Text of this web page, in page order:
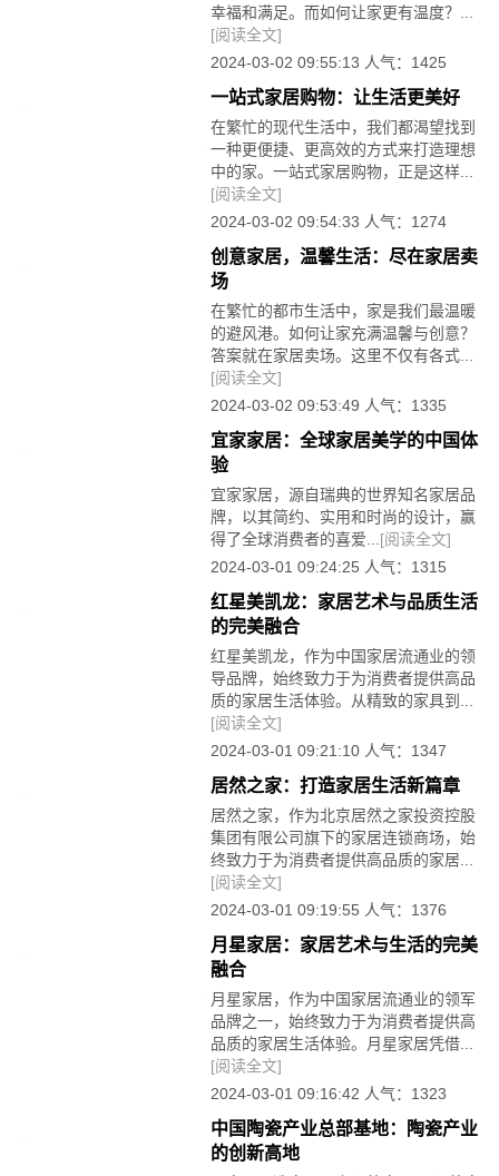
幸福和满足。而如何让家更有温度？...
[阅读全文]
2024-03-02 09:55:13 人气：1425
一站式家居购物：让生活更美好
在繁忙的现代生活中，我们都渴望找到
一种更便捷、更高效的方式来打造理想
中的家。一站式家居购物，正是这样...
[阅读全文]
2024-03-02 09:54:33 人气：1274
创意家居，温馨生活：尽在家居卖
场
在繁忙的都市生活中，家是我们最温暖
的避风港。如何让家充满温馨与创意？
答案就在家居卖场。这里不仅有各式...
[阅读全文]
2024-03-02 09:53:49 人气：1335
宜家家居：全球家居美学的中国体
验
宜家家居，源自瑞典的世界知名家居品
牌，以其简约、实用和时尚的设计，赢
得了全球消费者的喜爱... [阅读全文]
2024-03-01 09:24:25 人气：1315
红星美凯龙：家居艺术与品质生活
的完美融合
红星美凯龙，作为中国家居流通业的领
导品牌，始终致力于为消费者提供高品
质的家居生活体验。从精致的家具到...
[阅读全文]
2024-03-01 09:21:10 人气：1347
居然之家：打造家居生活新篇章
居然之家，作为北京居然之家投资控股
集团有限公司旗下的家居连锁商场，始
终致力于为消费者提供高品质的家居...
[阅读全文]
2024-03-01 09:19:55 人气：1376
月星家居：家居艺术与生活的完美
融合
月星家居，作为中国家居流通业的领军
品牌之一，始终致力于为消费者提供高
品质的家居生活体验。月星家居凭借...
[阅读全文]
2024-03-01 09:16:42 人气：1323
中国陶瓷产业总部基地：陶瓷产业
的创新高地